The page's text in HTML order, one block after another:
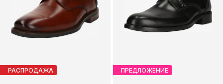
РАСПРОДАЖА ПРЕДЛОЖЕНИЕ